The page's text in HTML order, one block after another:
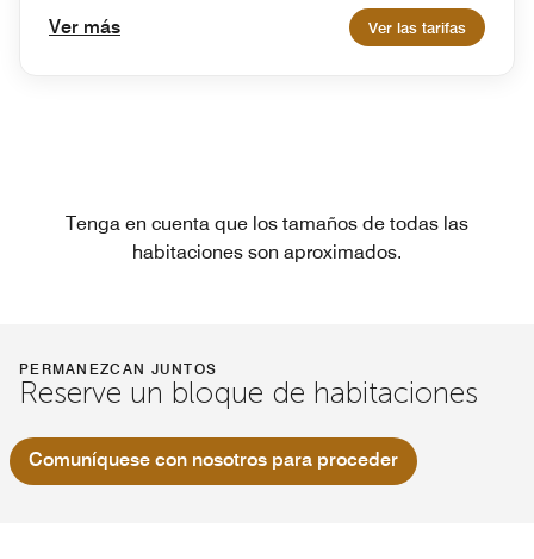
Ver más Ver las tarifas
Tenga en cuenta que los tamaños de todas las
habitaciones son aproximados.
PERMANEZCAN JUNTOS
Reserve un bloque de habitaciones
Comuníquese con nosotros para proceder